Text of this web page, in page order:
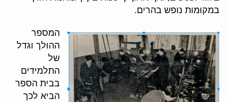
במקומות נופש בהרים.
המספר
ההולך וגדל
של
התלמידים
בבית הספר
הביא לכך